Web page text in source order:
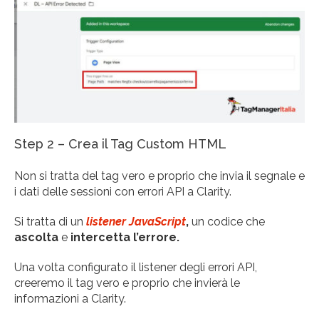
Step 2 – Crea il Tag Custom HTML
Non si tratta del tag vero e proprio che invia il segnale e
i dati delle sessioni con errori API a Clarity.
Si tratta di un listener JavaScript, un codice che
ascolta e intercetta l’errore.
Una volta configurato il listener degli errori API,
creeremo il tag vero e proprio che invierà le
informazioni a Clarity.